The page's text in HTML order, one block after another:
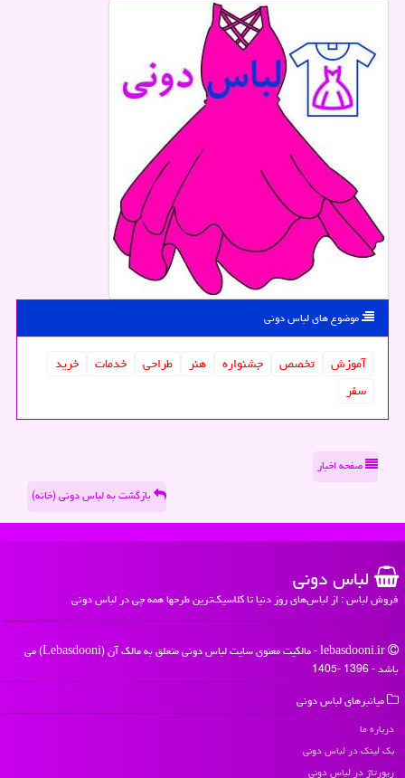
موضوع های لباس دونی
آموزش تخصص جشنواره هنر طراحی خدمات
خرید
سفر
صفحه اخبار
بازگشت به لباس دونی (خانه)
لباس دونی
فروش لباس : از لباس‌های روز دنیا تا کلاسیک‌ترین طرحها همه چی در لباس دونی
lebasdooni.ir - مالکیت معنوی سایت لباس دونی متعلق به مالک آن (Lebasdooni) می
باشد - 1396 -1405
میانبرهای لباس دونی
درباره ما
بک لینک در لباس دونی
رپورتاژ در لباس دونی